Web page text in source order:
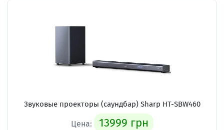
Звуковые проекторы (саундбар) Sharp HT-SBW460
Цена: 13999 грн